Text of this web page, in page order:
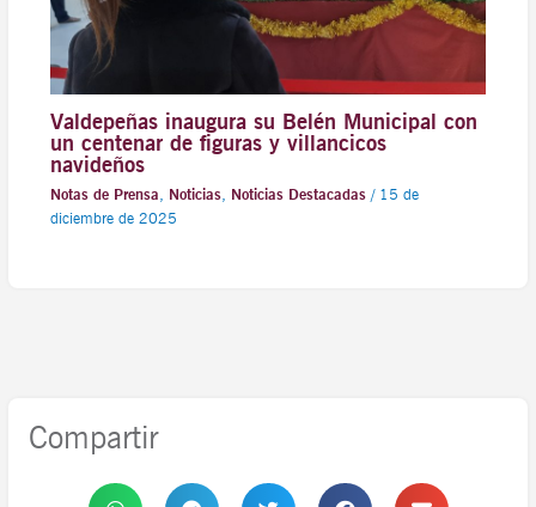
Valdepeñas inaugura su Belén Municipal con
un centenar de figuras y villancicos
navideños
Notas de Prensa Noticias, Noticias Destacadas/ 15 de
diciembre de 2025
Compartir